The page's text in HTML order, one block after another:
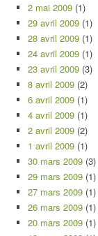
2 mai 2009 (1)
29 avril 2009 (1)
28 avril 2009 (1)
24 avril 2009 (1)
23 avril 2009 (3)
8 avril 2009 (2)
6 avril 2009 (1)
4 avril 2009 (1)
2 avril 2009 (2)
1 avril 2009 (1)
30 mars 2009 (3)
29 mars 2009 (1)
27 mars 2009 (1)
26 mars 2009 (1)
20 mars 2009 (1)